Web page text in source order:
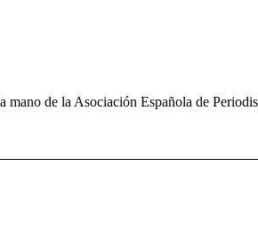
mano de la Asociación Española de